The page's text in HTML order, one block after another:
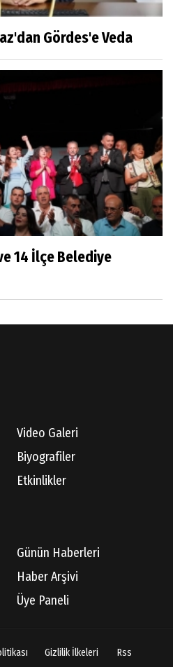
Millî Şuur, Millî Takım
Görünmez Kalkanı
KOÇ
Şairini Uğurlarken
Gördes'e Veda
14 İlçe Belediye
Video Galeri
Biyografiler
Etkinlikler
Günün Haberleri
Haber Arşivi
Üye Paneli
Gizlilik İlkeleri Rss